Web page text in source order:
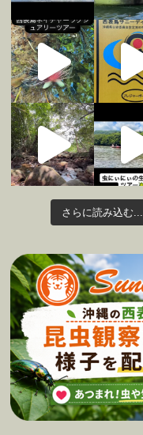
さらに読み込む...